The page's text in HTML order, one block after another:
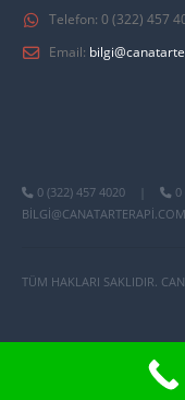
Telefon: 0 (322) 457
Email:
0 (322) 457 4020 0
BILGI@CANATARTERAPI.COM
TÜM HAKLARI SAKLIDIR.